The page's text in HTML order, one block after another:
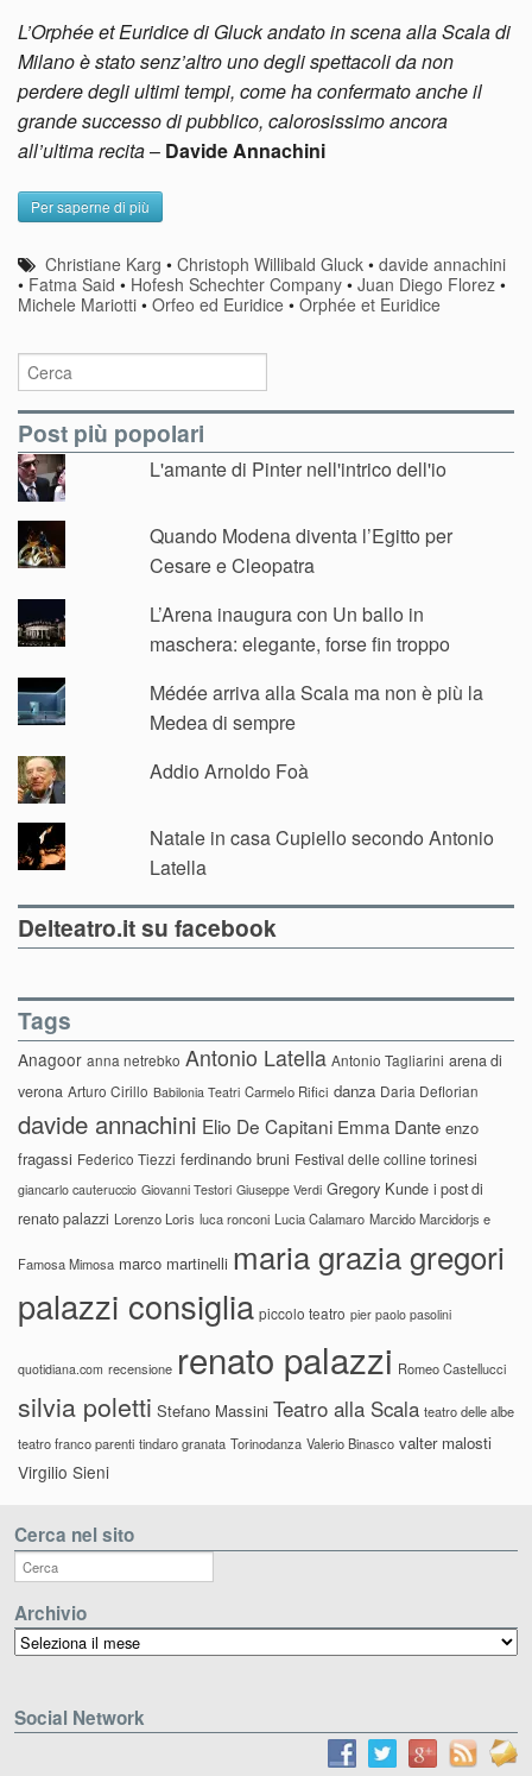
L’Orphée et Euridice di Gluck andato in scena alla Scala di
Milano è stato senz’altro uno degli spettacoli da non
perdere degli ultimi tempi, come ha confermato anche il
grande successo di pubblico, calorosissimo ancora
all’ultima recita– Davide Annachini
Per saperne di più
Christiane Karg •Christoph Willibald Gluck •davide annachini
• Fatma Said • Hofesh Schechter Company • Juan Diego Florez •
Michele Mariotti • Orfeo ed Euridice • Orphée et Euridice
Post più popolari
L'amante di Pinter nell'intrico dell'io
Quando Modena diventa l’Egitto per
Cesare e Cleopatra
L’Arena inaugura con Un ballo in
maschera: elegante, forse fin troppo
Médée arriva alla Scala ma non è più la
Medea di sempre
Addio Arnoldo Foà
Natale in casa Cupiello secondo Antonio
Latella
Delteatro.it su facebook
Tags
Anagoor anna netrebko Antonio Latella Antonio Tagliarini arena di
verona Arturo Cirillo Babilonia Teatri Carmelo Rifici danza Daria Deflorian
davide annachini Elio De Capitani Emma Dante enzo
fragassi Federico Tiezzi ferdinando bruni Festival delle colline torinesi
giancarlo cauteruccio Giovanni Testori Giuseppe Verdi Gregory Kunde i post di
renato palazzi Lorenzo Loris luca ronconi Lucia Calamaro Marcido Marcidorjs e
Famosa Mimosa marco martinelli maria grazia gregori
palazzi consiglia piccolo teatro pier paolo pasolini
quotidiana.com recensione renato palazzi Romeo Castellucci
silvia poletti Stefano Massini Teatro alla Scala teatro delle albe
teatro franco parenti tindaro granata Torinodanza Valerio Binasco valter malosti
Virgilio Sieni
Cerca nel sito
Archivio
Archivio
Social Network